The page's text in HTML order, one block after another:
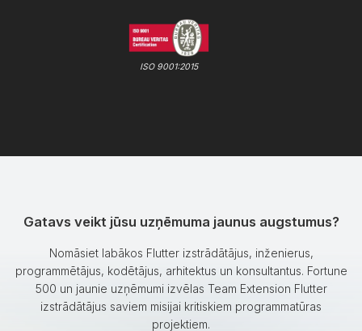
ISO 9001:2015
Gatavs veikt jūsu uzņēmuma jaunus augstumus?
Nomāsiet labākos Flutter izstrādātājus, inženierus,
programmētājus, kodētājus, arhitektus un konsultantus. Fortune
500 un jaunie uzņēmumi izvēlas Team Extension Flutter
izstrādātājus saviem misijai kritiskiem programmatūras
projektiem.